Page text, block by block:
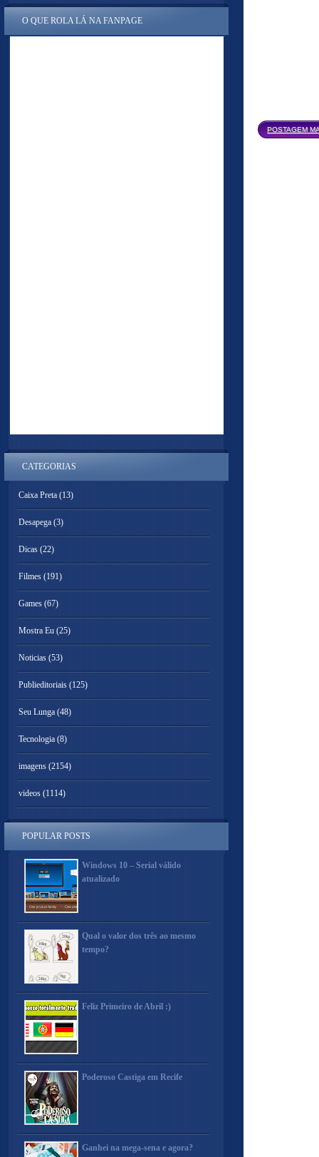
POSTAGEM
O QUE ROLA LÁ NA FANPAGE
CATEGORIAS
Caixa Preta (13)
Desapega (3)
Dicas (22)
Filmes (191)
Games (67)
Mostra Eu (25)
Noticias (53)
Publieditoriais (125)
Seu Lunga (48)
Tecnologia (8)
imagens (2154)
videos (1114)
POPULAR POSTS
Windows 10 – Serial válido
atualizado
Qual o valor dos três ao mesmo
tempo?
Feliz Primeiro de Abril :)
Poderoso Castiga em Recife
Ganhei na mega-sena e agora?